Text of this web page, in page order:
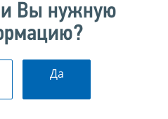
Вы нужную
Да